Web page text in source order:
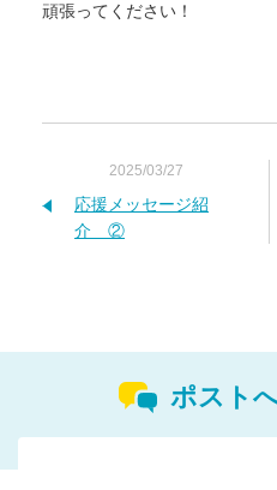
頑張ってください！
2025/03/27
応援メッセージ紹
介 ②
ポスト